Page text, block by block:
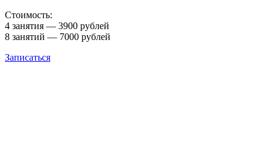
Стоимость:
4 занятия — 3900 рублей
8 занятий — 7000 рублей
Записаться